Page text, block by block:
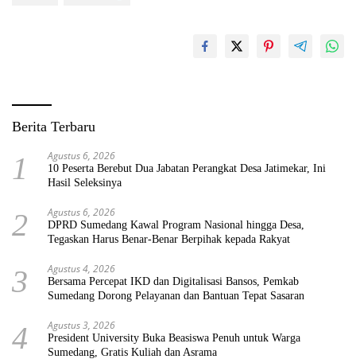
Berita Terbaru
1 Agustus 6, 2026
10 Peserta Berebut Dua Jabatan Perangkat Desa Jatimekar, Ini
Hasil Seleksinya
2 Agustus 6, 2026
DPRD Sumedang Kawal Program Nasional hingga Desa,
Tegaskan Harus Benar-Benar Berpihak kepada Rakyat
3 Agustus 4, 2026
Bersama Percepat IKD dan Digitalisasi Bansos, Pemkab
Sumedang Dorong Pelayanan dan Bantuan Tepat Sasaran
4 Agustus 3, 2026
President University Buka Beasiswa Penuh untuk Warga
Sumedang, Gratis Kuliah dan Asrama